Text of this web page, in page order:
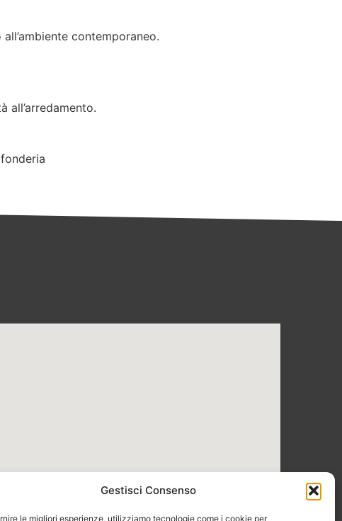
Gestisci Consenso
le migliori esperienze, utilizziamo tecnologie come i cookie per
contemporaneo.
all’arredamento.